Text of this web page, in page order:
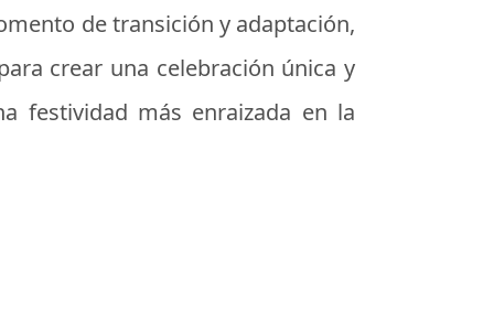
de transición y adaptación,
crear una celebración única y
festividad más enraizada en la